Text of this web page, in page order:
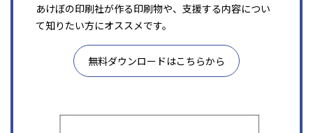
あけぼの印刷社が作る印刷物や、支援する内容につい
て知りたい方にオススメです。
無料ダウンロードはこちらから